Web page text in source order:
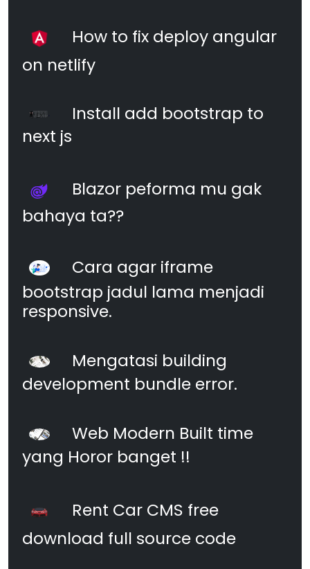
How to fix deploy angular
on netlify
Install add bootstrap to
next js
Blazor peforma mu gak
bahaya ta??
Cara agar iframe
bootstrap jadul lama menjadi
responsive.
Mengatasi building
development bundle error.
Web Modern Built time
yang Horor banget !!
Rent Car CMS free
download full source code